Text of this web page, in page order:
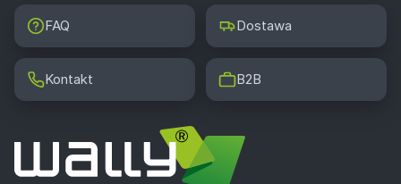
FAQ Dostawa
Kontakt B2B